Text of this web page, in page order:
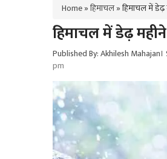
Home»हिमाचल»हिमाचल में डेढ़
हिमाचल में डेढ़
Published By: Akhilesh
pm